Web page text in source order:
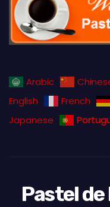
Arabic
English
French
Japanese
Pastel